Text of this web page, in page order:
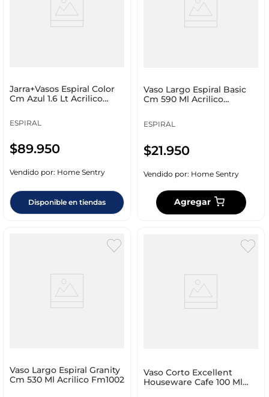
Jarra+Vasos Espiral Color
Cm Azul 1.6 Lt Acrilico
ESPIRAL
$89.950
Vendido por: Home Sentry
Disponible en tiendas
Vaso Largo Espiral Basic
Cm 590 Ml Acrilico
ESPIRAL
$21.950
Vendido por: Home Sentry
Agregar
Vaso Largo Espiral Granity
Cm 530 Ml Acrilico Fm1002
Vaso Corto Excellent
Houseware Cafe 100 Ml